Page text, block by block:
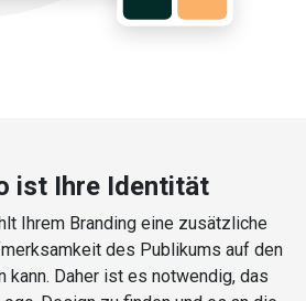
ist Ihre Identität
Ihrem Branding eine zusätzliche
des Publikums auf den
Daher ist es notwendig, das